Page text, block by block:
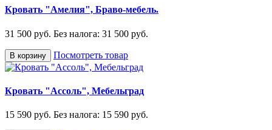
Кровать "Амелия", Браво-мебель.
31 500 руб. Без налога: 31 500 руб.
В корзину Посмотреть товар
Кровать "Ассоль", Мебельград
15 590 руб. Без налога: 15 590 руб.